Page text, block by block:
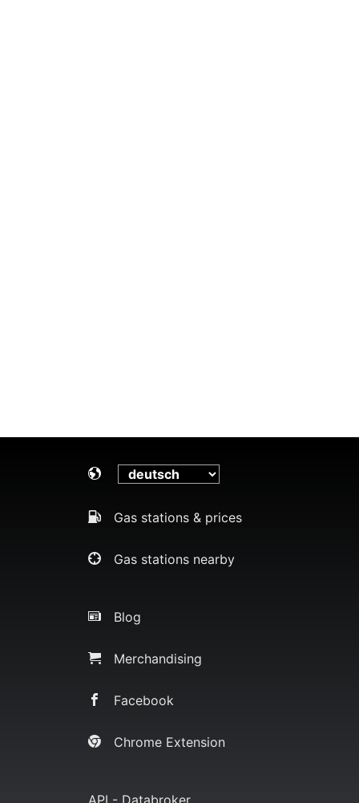
Gas stations & prices
Gas stations nearby
Blog
Merchandising
Facebook
Chrome Extension
API - Databroker